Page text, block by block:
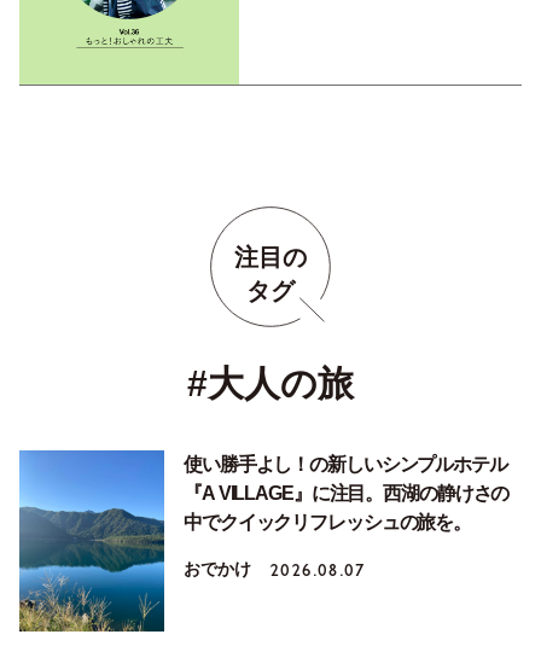
注目の
タグ
#大人の旅
使い勝手よし！の新しいシンプルホテル
『A VILLAGE』に注目。西湖の静けさの
中でクイックリフレッシュの旅を。
おでかけ 2026.08.07